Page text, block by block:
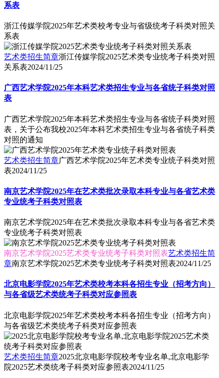
系表
浙江传媒学院2025年艺术类校考专业与省级统考子科类对照关
系表
艺术类招生简章浙江传媒学院2025艺术类专业统考子科类对照
关系表2024/11/25
广西艺术学院2025年本科艺术类招生专业与各省统子科类对照
表
广西艺术学院2025年本科艺术类招生专业与各省统子科类对照
表，关于公布我校2025年本科艺术类招生专业与各省统子科类
对照的通知
艺术类招生简章广西艺术学院2025年艺术类专业统子科类对照
表2024/11/25
南京艺术学院2025年在艺术类批次录取本科专业与各省艺术类
专业统考子科类对照表
南京艺术学院2025年在艺术类批次录取本科专业与各省艺术类
专业统考子科类对照表
南京艺术学院2025艺术类专业统考子科类对照表艺术类招生简
章南京艺术学院2025艺术类专业统考子科类对照表2024/11/25
北京电影学院2025年艺术类校考本科各招生专业（招考方向）
与各省级艺术类统考子科类对应参照表
北京电影学院2025年艺术类校考本科各招生专业（招考方向）
与各省级艺术类统考子科类对应参照表
艺术类招生简章2025北京电影学院校考专业名单,北京电影学
院2025艺术类统考子科类对应参照表2024/11/25